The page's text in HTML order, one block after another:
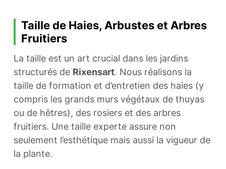
Taille de Haies, Arbustes et Arbres
Fruitiers
La taille est un art crucial dans les jardins
structurés de Rixensart. Nous réalisons la
taille de formation et d’entretien des haies (y
compris les grands murs végétaux de thuyas
ou de hêtres), des rosiers et des arbres
fruitiers. Une taille experte assure non
seulement l’esthétique mais aussi la vigueur de
la plante.